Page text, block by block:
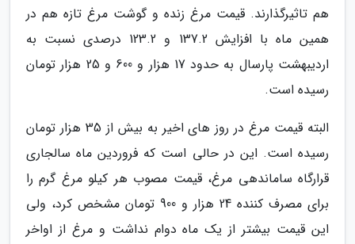
هم تاثیرگذارند. قیمت مرغ زنده و گوشت مرغ تازه هم در
همین ماه با افزایش 137.2 و 123.2 درصدی نسبت به
اردیبهشت پارسال به حدود 17 هزار و 600 و 25 هزار تومان
رسیده است.
البته قیمت مرغ در روز های اخیر به بیش از 35 هزار تومان
رسیده است. این در حالی است که فروردین ماه سالجاری
قرارگاه ساماندهی مرغ، قیمت مصوب هر کیلو مرغ گرم را
برای مصرف کننده 24 هزار و 900 تومان مشخص کرد، ولی
این قیمت بیشتر از یک ماه دوام نداشت و مرغ از اواخر